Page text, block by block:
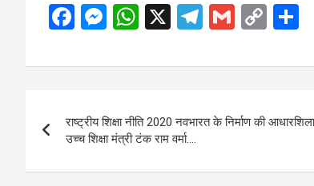
F
ce
o
o
k
M
se
g
er
W
at
A
p
p
X
T
e
a
G
ail
C
py
n
navigation
राष्ट्रीय शिक्षा नीति 2020 नवभारत के निर्माण की
उच्च शिक्षा मंत्री टंक राम वर्मा….